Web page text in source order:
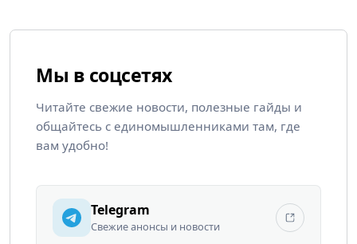
Мы в соцсетях
Читайте свежие новости, полезные гайды и
общайтесь с единомышленниками там, где
вам удобно!
Telegram
Свежие анонсы и новости